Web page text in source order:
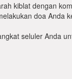
kiblat dengan
doa Anda
seluler Anda